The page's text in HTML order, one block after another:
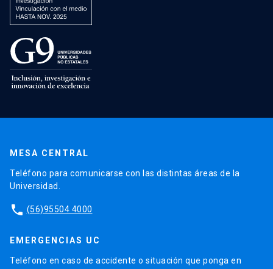
MESA CENTRAL
Teléfono para comunicarse con las distintas áreas de la
Universidad.
phone (56)95504 4000
EMERGENCIAS UC
Teléfono en caso de accidente o situación que ponga en